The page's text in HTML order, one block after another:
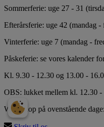
Sommerferie: uge 27 - 31
Efterårsferie: uge 42 (mandag -
Vinterferie: uge 7 (mandag -
Påskeferie: se vores kalender
Kl. 9.30 - 12.30 og 13.00 -
OBS: lukket mellem kl. 12.30 -
Workshop på ovenstående